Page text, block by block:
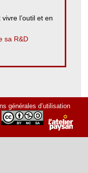
l’outil et en
sa R&D
générales d’utilisation